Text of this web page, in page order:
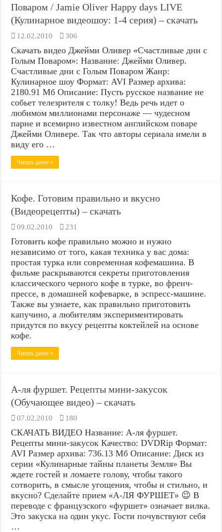
Поваром / Jamie Oliver Happy days LIVE
(Кулинарное видеошоу: 1-4 серия) – скачать
12.02.2010 306
Скачать видео Джейми Оливер «Счастливые дни с
Голым Поваром»: Название: Джейми Оливер.
Счастливые дни с Голым Поваром Жанр:
Кулинарное шоу Формат: AVI Размер архива:
2180.91 Мб Описание: Пусть русское название не
собьет телезрителя с толку! Ведь речь идет о
любимом миллионами персонаже — чудесном
парне и всемирно известном английском поваре
Джейми Оливере. Так что авторы сериала имели в
виду его …
Читать далее »
Кофе. Готовим правильно и вкусно
(Видеорецепты) – скачать
09.02.2010 231
Готовить кофе правильно можно и нужно
независимо от того, какая техника у вас дома:
простая турка или современная кофемашина. В
фильме раскрываются секреты приготовления
классического черного кофе в турке, во френч-
прессе, в домашней кофеварке, в эспресс-машине.
Также вы узнаете, как правильно приготовить
капучино, а любителям экспериментировать
придутся по вкусу рецепты коктейлей на основе
кофе.
Читать далее »
А-ля фуршет. Рецепты мини-закусок
(Обучающее видео) – скачать
07.02.2010 180
СКАЧАТЬ ВИДЕО Название: А-ля фуршет.
Рецепты мини-закусок Качество: DVDRip Формат:
AVI Размер архива: 736.13 Мб Описание: Диск из
серии «Кулинарные тайны планеты Земля» Вы
ждете гостей и ломаете голову, чтобы такого
сотворить, в смысле угощения, чтобы и стильно, и
вкусно? Сделайте прием «А-ЛЯ ФУРШЕТ» 😉 В
переводе с французского «фуршет» означает вилка.
Это закуска на один укус. Гости почувствуют себя
…